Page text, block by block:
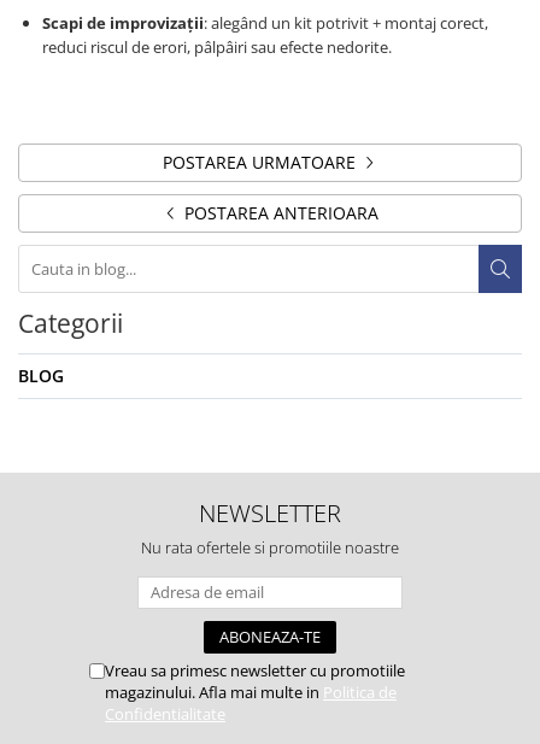
Scapi de improvizații: alegând un kit potrivit + montaj corect,
reduci riscul de erori, pâlpâiri sau efecte nedorite.
POSTAREA URMATOARE
POSTAREA ANTERIOARA
Categorii
BLOG
NEWSLETTER
Nu rata ofertele si promotiile noastre
Vreau sa primesc newsletter cu promotiile
magazinului. Afla mai multe in Politica de
Confidentialitate